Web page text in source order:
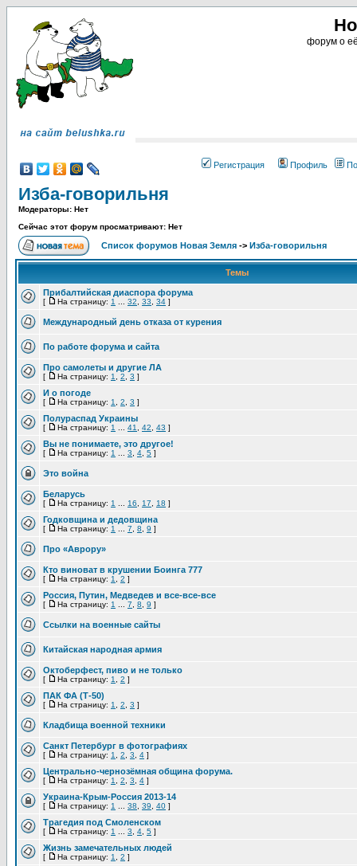
форум о
Регистрация Профиль
Изба-говорильня
Модераторы: Нет
Сейчас этот форум просматривают: Нет
Список форумов Новая Земля -> Изба-говорильня
Темы
Прибалтийская диаспора форума
[ На страницу: 1 32 33 34 ]
Международный день отказа от курения
По работе форума и сайта
Про самолеты и другие ЛА
[ На страницу: 1 2 3 ]
И о погоде
[ На страницу: 1 2 3 ]
Полураспад Украины
[ На страницу: 1 41 42 43 ]
Вы не понимаете, это другое!
[ На страницу: 1 3 4 5 ]
Это война
Беларусь
[ На страницу: 1 16 17 18 ]
Годковщина и дедовщина
[ На страницу: 1 7 8 9 ]
Про «Аврору»
Кто виноват в крушении Боинга 777
[ На страницу: 1 2 ]
Россия, Путин, Медведев и все-все-все
[ На страницу: 1 7 8 9 ]
Ссылки на военные сайты
Китайская народная армия
Октоберфест, пиво и не только
[ На страницу: 1 2 ]
ПАК ФА (Т-50)
[ На страницу: 1 2 3 ]
Кладбища военной техники
Санкт Петербург в фотографиях
[ На страницу: 1 2 3 4 ]
Центрально-чернозёмная община форума.
[ На страницу: 1 2 3 4 ]
Украина-Крым-Россия 2013-14
[ На страницу: 1 38 39 40 ]
Трагедия под Смоленском
[ На страницу: 1 3 4 5 ]
Жизнь замечательных людей
[ На страницу: 1 2 ]